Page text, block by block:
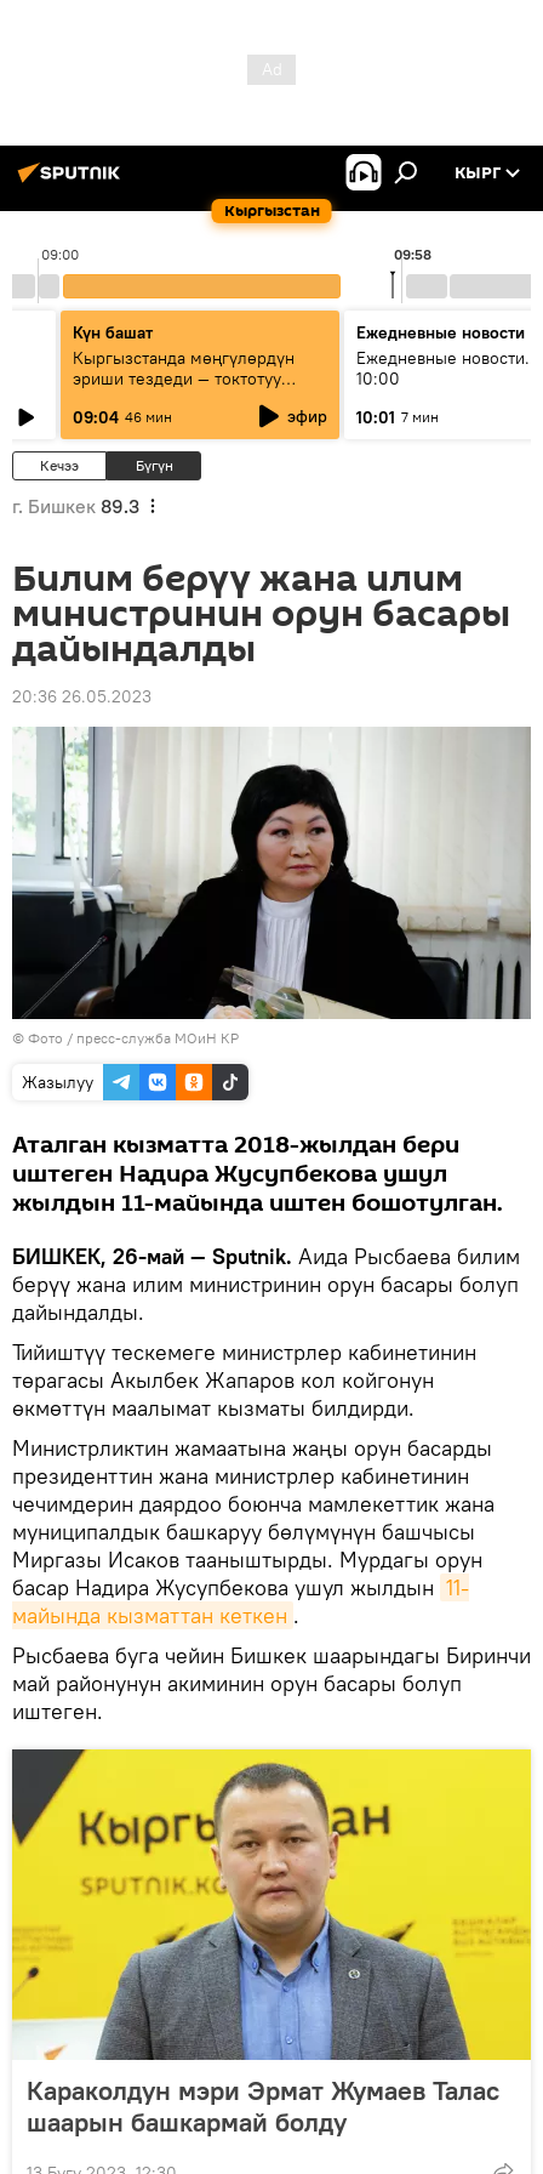
Кыргызстан
КЫРГ
09:00 09:58
Күн башат
Кыргызстанда мөңгүлөрдүн
эриши тездеди — токтотуу
09:04 46 мин эфир
Ежедневные новости
Ежедневные новости.
10:00
10:01 7 мин
Кечээ Бүгүн
г. Бишкек 89.3
Билим берүү жана илим
министринин орун басары
дайындалды
20:36 26.05.2023
© Фото / пресс-служба МОиН КР
Жазылуу
Аталган кызматта 2018-жылдан бери
иштеген Надира Жусупбекова ушул
жылдын 11-майында иштен бошотулган.
БИШКЕК, 26-май — Sputnik. Аида Рысбаева билим
берүү жана илим министринин орун басары болуп
дайындалды.
Тийиштүү тескемеге министрлер кабинетинин
төрагасы Акылбек Жапаров кол койгонун
өкмөттүн маалымат кызматы билдирди.
Министрликтин жамаатына жаңы орун басарды
президенттин жана министрлер кабинетинин
чечимдерин даярдоо боюнча мамлекеттик жана
муниципалдык башкаруу бөлүмүнүн башчысы
Миргазы Исаков тааныштырды. Мурдагы орун
басар Надира Жусупбекова ушул жылдын 11-
майында кызматтан кеткен .
Рысбаева буга чейин Бишкек шаарындагы Биринчи
май районунун акиминин орун басары болуп
иштеген.
Караколдун мэри Эрмат Жумаев Талас
шаарын башкармай болду